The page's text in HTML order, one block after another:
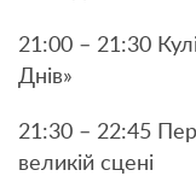
21:00 – 21:30
Днів»
21:30 – 22:45
великій сцені